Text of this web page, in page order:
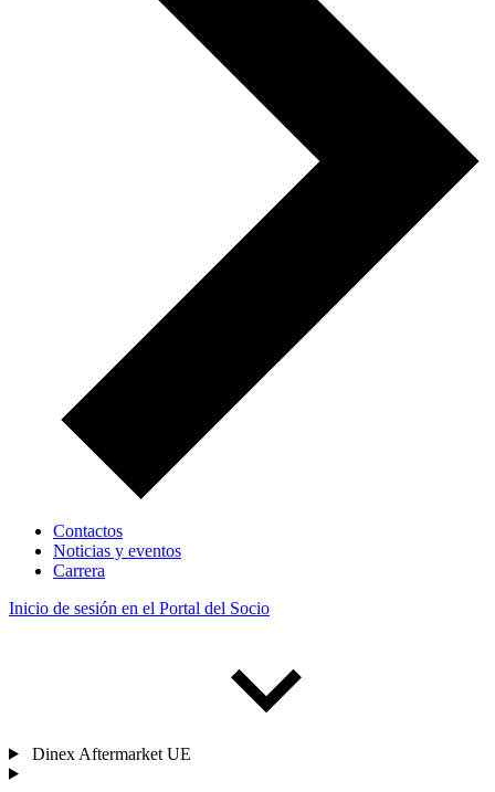
Contactos
Noticias y eventos
Carrera
Inicio de sesión en el Portal del Socio
Dinex Aftermarket UE